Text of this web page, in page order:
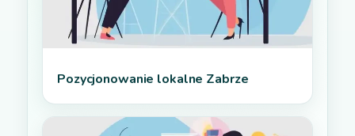
Pozycjonowanie lokalne Zabrze